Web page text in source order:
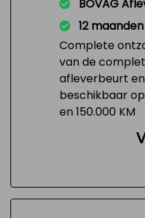
BOVAG
12
Complete
van de
afleverbeurt en
beschikbaar
en 150.000 KM